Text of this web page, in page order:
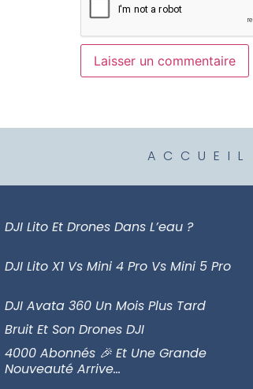
ACCUEIL
DJI Lito Et Drones Dans L’eau ?
DJI Lito X1 Vs Mini 4 Pro Vs Mini 5 Pro
DJI Avata 360 Un Mois Plus Tard
Bruit Et Son Drones DJI
4000 Abonnés 🎉 Et Une Grande
Nouveauté Arrive…